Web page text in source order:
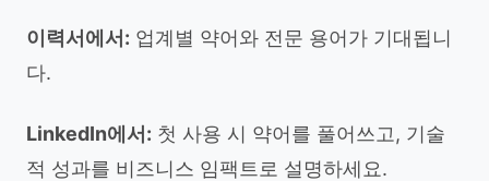
이력서에서: 업계별 약어와 전문 용어가 기대됩니
다.
LinkedIn에서: 첫 사용 시 약어를 풀어쓰고, 기술
적 성과를 비즈니스 임팩트로 설명하세요.